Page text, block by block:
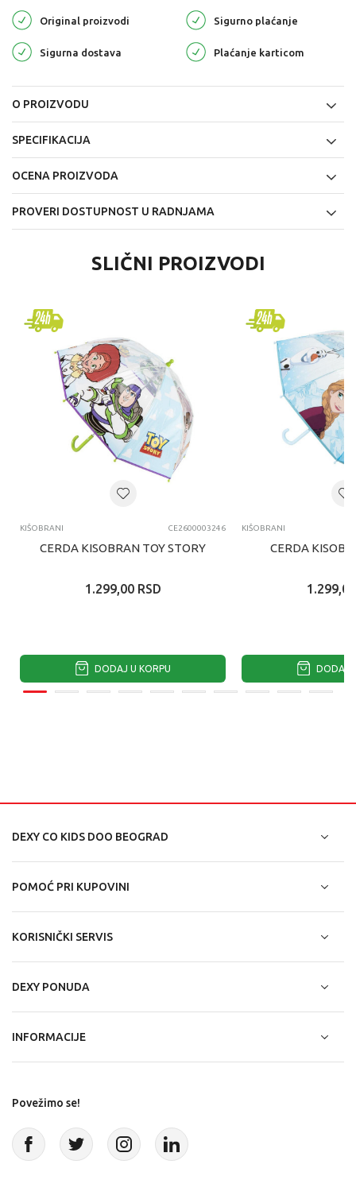
Original proizvodi Sigurno plaćanje
Sigurna dostava Plaćanje karticom
O PROIZVODU
SPECIFIKACIJA
OCENA PROIZVODA
PROVERI DOSTUPNOST U RADNJAMA
SLIČNI PROIZVODI
KIŠOBRANI CE2600003246
CERDA KISOBRAN TOY STORY
1.299,00 RSD
DODAJ U KORPU
KIŠOBRANI
CERDA
1.299,00
DODAJ
DEXY CO KIDS DOO BEOGRAD
POMOĆ PRI KUPOVINI
KORISNIČKI SERVIS
DEXY PONUDA
INFORMACIJE
Povežimo se!